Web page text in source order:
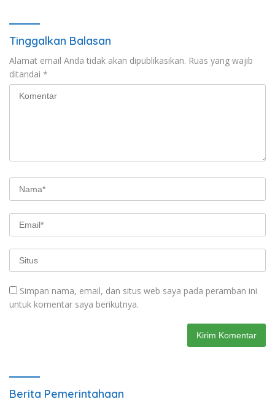
Tinggalkan Balasan
Alamat email Anda tidak akan dipublikasikan. Ruas yang wajib
ditandai *
Simpan nama, email, dan situs web saya pada peramban ini
untuk komentar saya berikutnya.
Berita Pemerintahaan